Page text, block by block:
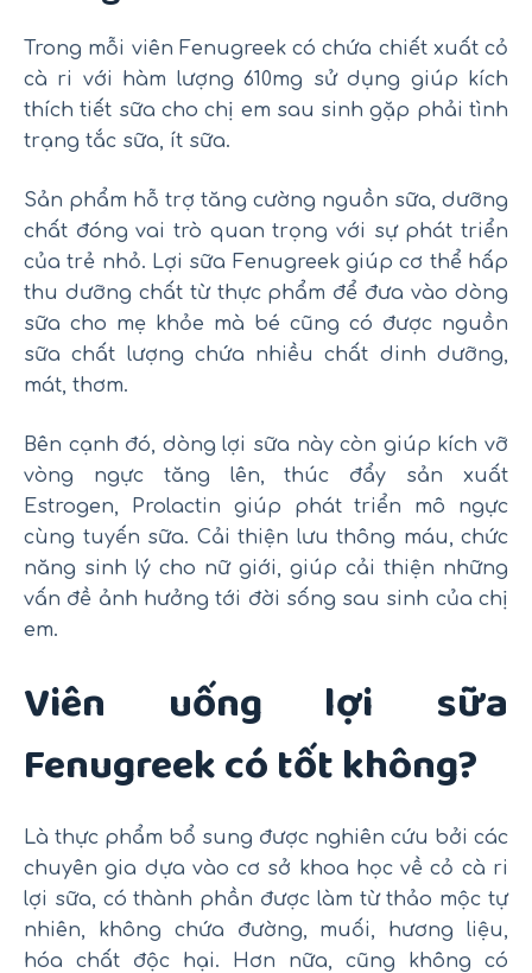
Trong mỗi viên Fenugreek có chứa chiết xuất cỏ
cà ri với hàm lượng 610mg sử dụng giúp kích
thích tiết sữa cho chị em sau sinh gặp phải tình
trạng tắc sữa, ít sữa.
Sản phẩm hỗ trợ tăng cường nguồn sữa, dưỡng
chất đóng vai trò quan trọng với sự phát triển
của trẻ nhỏ. Lợi sữa Fenugreek giúp cơ thể hấp
thu dưỡng chất từ thực phẩm để đưa vào dòng
sữa cho mẹ khỏe mà bé cũng có được nguồn
sữa chất lượng chứa nhiều chất dinh dưỡng,
mát, thơm.
Bên cạnh đó, dòng lợi sữa này còn giúp kích vỡ
vòng ngực tăng lên, thúc đẩy sản xuất
Estrogen, Prolactin giúp phát triển mô ngực
cùng tuyến sữa. Cải thiện lưu thông máu, chức
năng sinh lý cho nữ giới, giúp cải thiện những
vấn đề ảnh hưởng tới đời sống sau sinh của chị
em.
Viên uống lợi sữa
Fenugreek có tốt không?
Là thực phẩm bổ sung được nghiên cứu bởi các
chuyên gia dựa vào cơ sở khoa học về cỏ cà ri
lợi sữa, có thành phần được làm từ thảo mộc tự
nhiên, không chứa đường, muối, hương liệu,
hóa chất độc hại. Hơn nữa, cũng không có